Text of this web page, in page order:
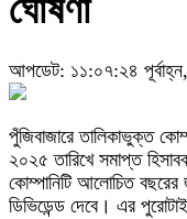
ঘোষণা
আপডেট: ১১:০৭:২৪
পুঁজিবাজারে তালিকাভুক্ত
২০২৫ তারিখে সমাপ্ত
কোম্পানিটি আলোচিত বছরের
ডিভিডেন্ড দেবে। এর